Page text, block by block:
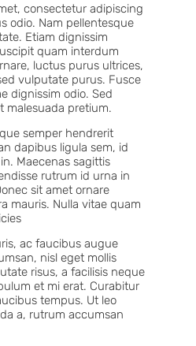
consectetur adipiscing
odio. Nam pellentesque
Etiam dignissim
quam interdum
luctus purus ultrices,
vulputate purus. Fusce
dignissim odio. Sed
malesuada pretium.
semper hendrerit
dapibus ligula sem, id
Maecenas sagittis
rutrum id urna in
sit amet ornare
mauris. Nulla vitae quam
ac faucibus augue
nisl eget mollis
risus, a facilisis neque
et mi erat. Curabitur
tempus. Ut leo
a, rutrum accumsan